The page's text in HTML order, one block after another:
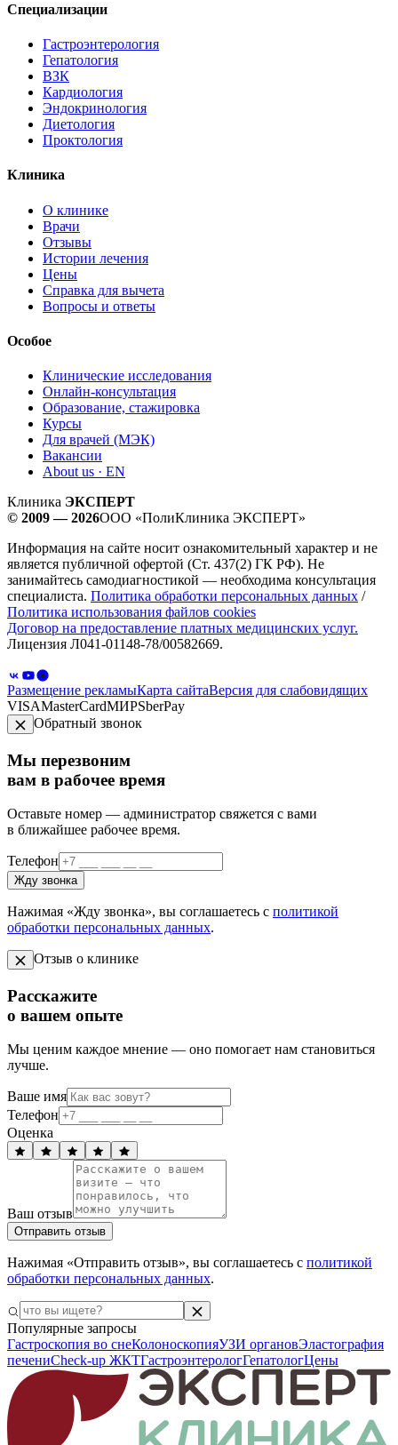
Специализации
Гастроэнтерология
Гепатология
ВЗК
Кардиология
Эндокринология
Диетология
Проктология
Клиника
О клинике
Врачи
Отзывы
Истории лечения
Цены
Справка для вычета
Вопросы и ответы
Особое
Клинические исследования
Онлайн-консультация
Образование, стажировка
Курсы
Для врачей (МЭК)
Вакансии
About us · EN
Клиника ЭКСПЕРТ
© 2009 — 2026ООО «ПолиКлиника ЭКСПЕРТ»
Информация на сайте носит ознакомительный характер и не
является публичной офертой (Ст. 437(2) ГК РФ). Не
занимайтесь самодиагностикой — необходима консультация
специалиста. Политика обработки персональных данных /
Политика использования файлов cookies
Договор на предоставление платных медицинских услуг.
Лицензия Л041-01148-78/00582669.
Размещение рекламыКарта сайтаВерсия для слабовидящих
VISAMasterCardМИРSberPay
Обратный звонок
Мы перезвоним
вам в рабочее время
Оставьте номер — администратор свяжется с вами
в ближайшее рабочее время.
Телефон
Жду звонка
Нажимая «Жду звонка», вы соглашаетесь с политикой
обработки персональных данных.
Отзыв о клинике
Расскажите
о вашем опыте
Мы ценим каждое мнение — оно помогает нам становиться
лучше.
Ваше имя
Телефон
Оценка
Ваш отзыв
Отправить отзыв
Нажимая «Отправить отзыв», вы соглашаетесь с политикой
обработки персональных данных.
Популярные запросы
Гастроскопия во снеКолоноскопияУЗИ органовЭластография
печениCheck-up ЖКТГастроэнтерологГепатологЦены